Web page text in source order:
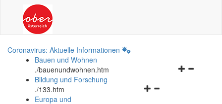
Coronavirus: Aktuelle Informationen
Bauen und Wohnen
./bauenundwohnen.htm
Navigationsmenü
Bildung und Forschung
./133.htm
Europa und